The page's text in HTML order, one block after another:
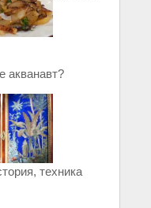
акванавт?
техника